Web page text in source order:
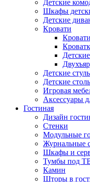
Детские
Шкафы
Детские
Кровати
Детские
Детские
Игровая
Аксессуары
Гостиная
Дизайн
Стенки
Модульные
Журнальные
Шкафы и
Тумбы под
Камин
Шторы в